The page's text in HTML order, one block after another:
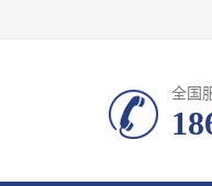
全国